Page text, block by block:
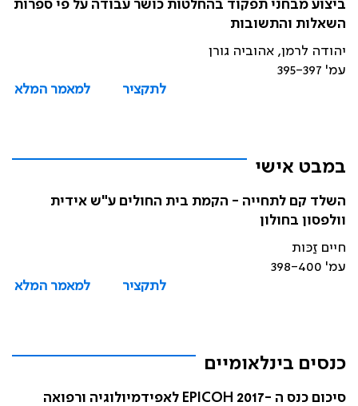
ביצוע מבחני תפקוד בהחלטות כושר עבודה על פי ספרות
השאלות והתשובות
יהודה לרמן, אהוביה גורן
עמ' 395-397
לתקציר
למאמר המלא
במבט אישי
השלד קם לתחייה - הקמת בית החולים ע"ש אידית
וולפסון בחולון
חיים זַכּות
עמ' 398-400
לתקציר
למאמר המלא
כנסים בינלאומיים
סיכום כנס ה -EPICOH 2017 לאפידמיולוגיה ורפואה